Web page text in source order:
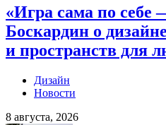
«Игра сама по
Боскардин о
и пространств для
Дизайн
Новости
8 августа, 2026